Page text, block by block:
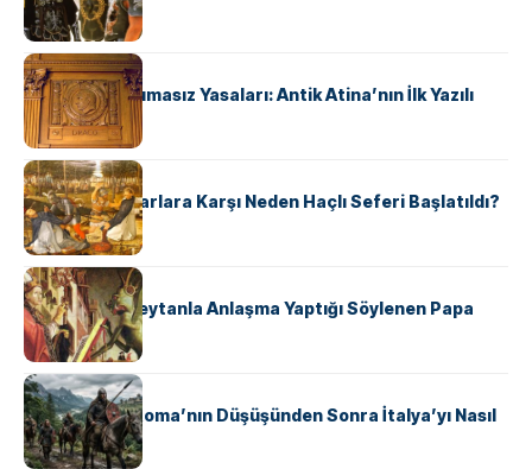
KÜLTÜR
Draco’nun Acımasız Yasaları: Antik Atina’nın İlk Yazılı
Hukuk Kodu
KÜLTÜR
Avrupalı ​​Katharlara Karşı Neden Haçlı Seferi Başlatıldı?
KÜLTÜR
II. Silvester: Şeytanla Anlaşma Yaptığı Söylenen Papa
KÜLTÜR
Ostrogotlar Roma’nın Düşüşünden Sonra İtalya’yı Nasıl
Ele Geçirdi?